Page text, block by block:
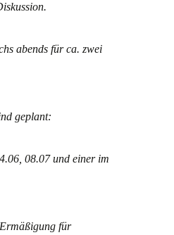
abends für ca. zwei
geplant:
08.07 und einer im
für